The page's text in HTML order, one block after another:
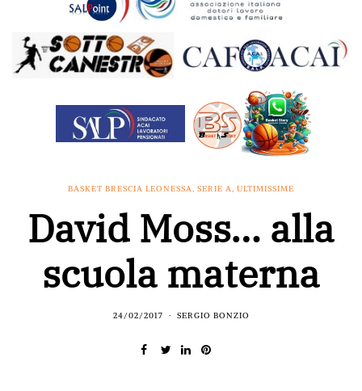
BASKET BRESCIA LEONESSA, SERIE A, ULTIMISSIME
David Moss… alla
scuola materna
24/02/2017 SERGIO BONZIO